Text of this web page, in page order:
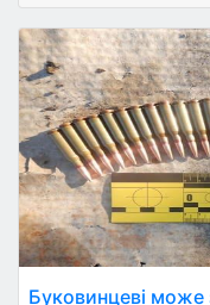
Буковинцеві може